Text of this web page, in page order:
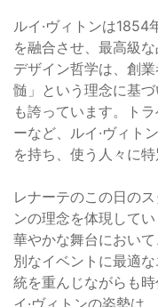
ルイ·ヴィトンは1854
を融合させ、最高級
デザイン哲学は、創
髄」という理念に基
も誇っています。ト
ーなど、ルイ·ヴィト
を持ち、使う人々に
レナーテのこの日の
ンの理念を体現して
華やかな舞台におい
別なイベントに最適
統を重んじながらも